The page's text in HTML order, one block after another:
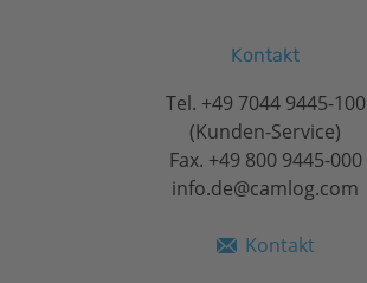
Kontakt
Tel. +49 7044 9445-100
(Kunden-Service)
Fax. +49 800 9445-000
info.de@camlog.com
Kontakt